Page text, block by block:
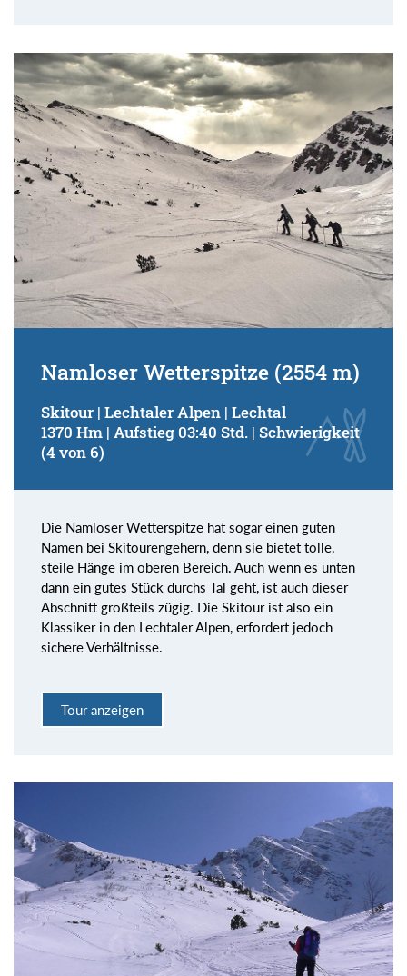
Namloser Wetterspitze (2554 m)
Skitour | Lechtaler Alpen | Lechtal
1370 Hm | Aufstieg 03:40 Std. | Schwierigkeit
(4 von 6)
Die Namloser Wetterspitze hat sogar einen guten
Namen bei Skitourengehern, denn sie bietet tolle,
steile Hänge im oberen Bereich. Auch wenn es unten
dann ein gutes Stück durchs Tal geht, ist auch dieser
Abschnitt großteils zügig. Die Skitour ist also ein
Klassiker in den Lechtaler Alpen, erfordert jedoch
sichere Verhältnisse.
Tour anzeigen